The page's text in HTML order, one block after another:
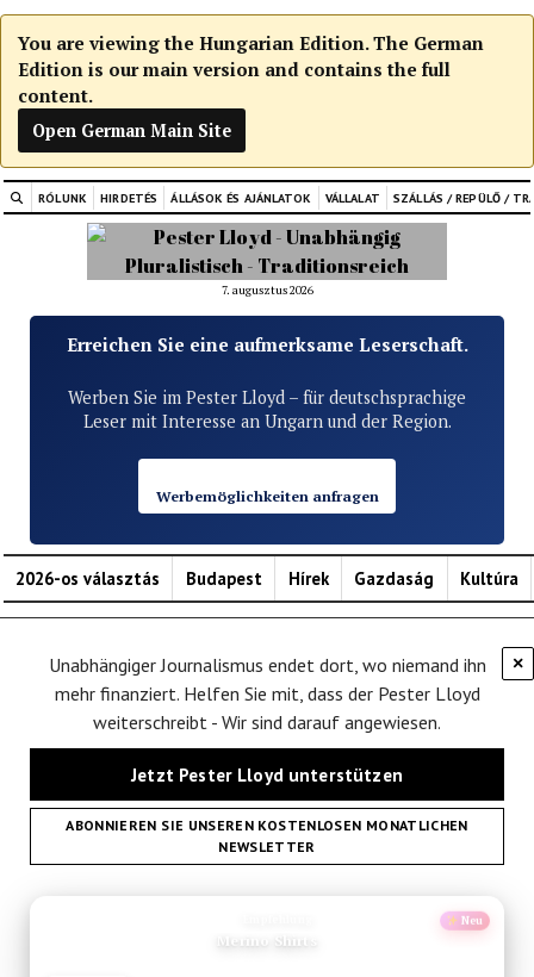
You are viewing the Hungarian Edition. The German
Edition is our main version and contains the full
content.
Open German Main Site
RÓLUNK HIRDETÉS ÁLLÁSOK ÉS AJÁNLATOK VÁLLALAT SZÁLLÁS / REPÜLŐ /
7. augusztus 2026
Erreichen Sie eine aufmerksame Leserschaft.
Werben Sie im Pester Lloyd – für deutschsprachige
Leser mit Interesse an Ungarn und der Region.
Werbemöglichkeiten anfragen
2026-os választás Budapest Hírek Gazdaság Kultúra
×
Unabhängiger Journalismus endet dort, wo niemand ihn
mehr finanziert. Helfen Sie mit, dass der Pester Lloyd
weiterschreibt - Wir sind darauf angewiesen.
Jetzt Pester Lloyd unterstützen
ABONNIEREN SIE UNSEREN KOSTENLOSEN MONATLICHEN
NEWSLETTER
Neu
Valencia Sehenswuerdigkeiten